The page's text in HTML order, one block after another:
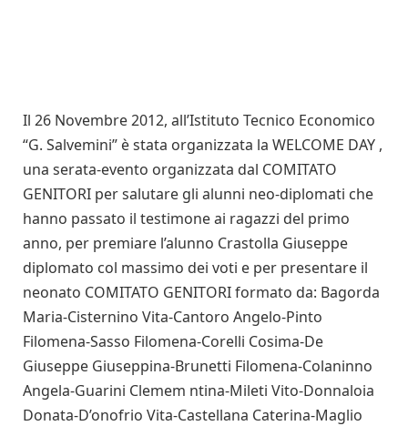
Il 26 Novembre 2012, all’Istituto Tecnico Economico
“G. Salvemini” è stata organizzata la WELCOME DAY ,
una serata-evento organizzata dal COMITATO
GENITORI per salutare gli alunni neo-diplomati che
hanno passato il testimone ai ragazzi del primo
anno, per premiare l’alunno Crastolla Giuseppe
diplomato col massimo dei voti e per presentare il
neonato COMITATO GENITORI formato da: Bagorda
Maria-Cisternino Vita-Cantoro Angelo-Pinto
Filomena-Sasso Filomena-Corelli Cosima-De
Giuseppe Giuseppina-Brunetti Filomena-Colaninno
Angela-Guarini Clemem ntina-Mileti Vito-Donnaloia
Donata-D’onofrio Vita-Castellana Caterina-Maglio